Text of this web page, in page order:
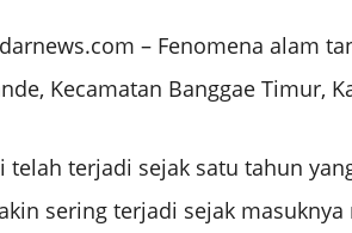
– Fenomena alam
Kecamatan Banggae Timur,
telah terjadi sejak satu tahun
sering terjadi sejak